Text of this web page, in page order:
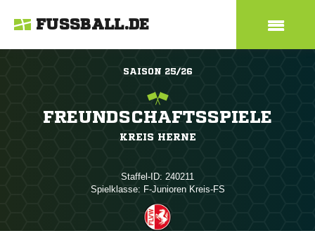
FUSSBALL.DE
SAISON 25/26
FREUNDSCHAFTSSPIELE
KREIS HERNE
Staffel-ID: 240211
Spielklasse: F-Junioren Kreis-FS